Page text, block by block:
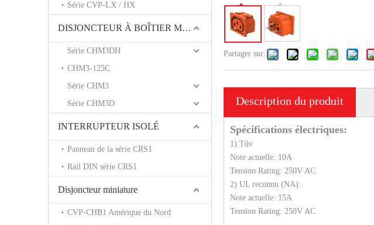
Série CVP-LX / HX
DISJONCTEUR À BOÎTIER MOULÉ
Série CHM3DH
CHM3-125C
Série CHM3
Série CHM3D
INTERRUPTEUR ISOLÉ
Panneau de la série CRS1
Rail DIN série CRS1
Disjoncteur miniature
CVP-CHB1 Amérique du Nord
Partager sur:
Description du produit
Spécifications électriques:
1) Tüv
Note actuelle: 10A
Tension Rating: 250V AC
2) UL reconnu (NA):
Note actuelle: 15A
Tension Rating: 250V AC